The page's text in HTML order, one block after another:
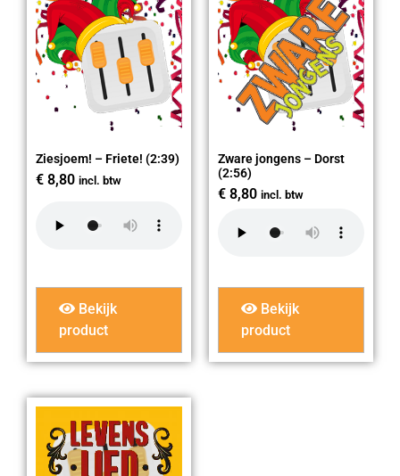
Ziesjoem! – Friete! (2:39)
€ 8,80 incl. btw
Bekijk
product
Zware jongens – Dorst
(2:56)
€ 8,80 incl. btw
Bekijk
product